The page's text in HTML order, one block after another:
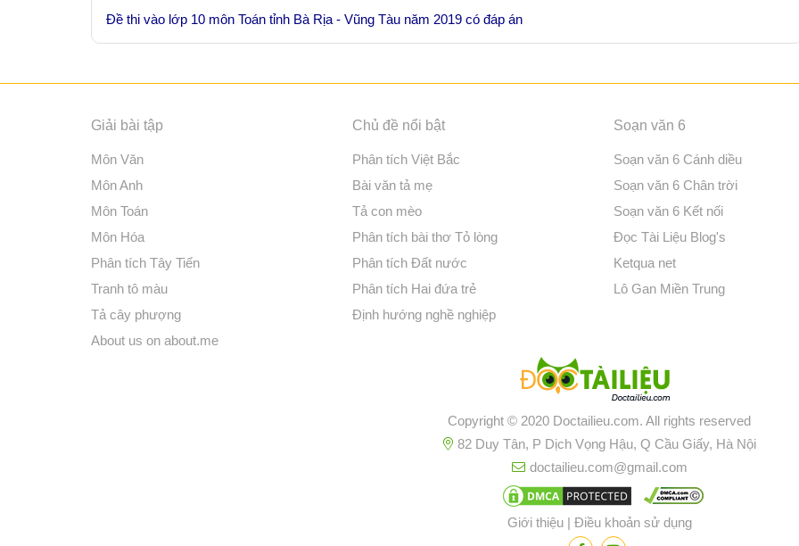
Đề thi vào lớp 10 môn Toán tỉnh Bà Rịa - Vũng Tàu năm 2019 có đáp án
Giải bài tập
Môn Văn
Môn Anh
Môn Toán
Môn Hóa
Phân tích Tây Tiến
Tranh tô màu
Tả cây phượng
About us on about.me
Chủ đề nổi bật
Phân tích Việt Bắc
Bài văn tả mẹ
Tả con mèo
Phân tích bài thơ Tỏ lòng
Phân tích Đất nước
Phân tích Hai đứa trẻ
Định hướng nghề nghiệp
Soạn văn 6
Soạn văn 6 Cánh diều
Soạn văn 6 Chân trời
Soạn văn 6 Kết nối
Đọc Tài Liệu Blog's
Ketqua net
Lô Gan Miền Trung
Copyright © 2020 Doctailieu.com. All rights reserved
82 Duy Tân, P Dịch Vọng Hậu, Q Cầu Giấy, Hà Nội
doctailieu.com@gmail.com
Giới thiệu| Điều khoản sử dụng